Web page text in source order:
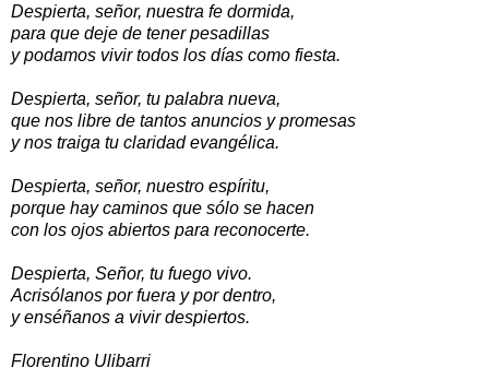
Despierta, señor, nuestra fe dormida,
para que deje de tener pesadillas
y podamos vivir todos los días como fiesta.
Despierta, señor, tu palabra nueva,
que nos libre de tantos anuncios y promesas
y nos traiga tu claridad evangélica.
Despierta, señor, nuestro espíritu,
porque hay caminos que sólo se hacen
con los ojos abiertos para reconocerte.
Despierta, Señor, tu fuego vivo.
Acrisólanos por fuera y por dentro,
y enséñanos a vivir despiertos.
Florentino Ulibarri